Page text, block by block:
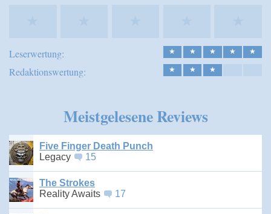
Leserwertung: ★ ★ ★ ★ ★
Redaktionswertung: ★ ★ ★
Meistgelesene Reviews
Five Finger Death Punch
Legacy
15
The Strokes
Reality Awaits
17